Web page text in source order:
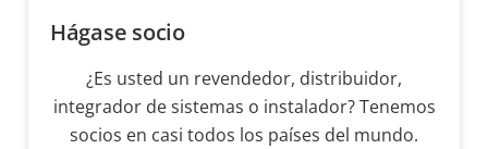
Hágase socio
¿Es usted un revendedor, distribuidor,
integrador de sistemas o instalador? Tenemos
socios en casi todos los países del mundo.